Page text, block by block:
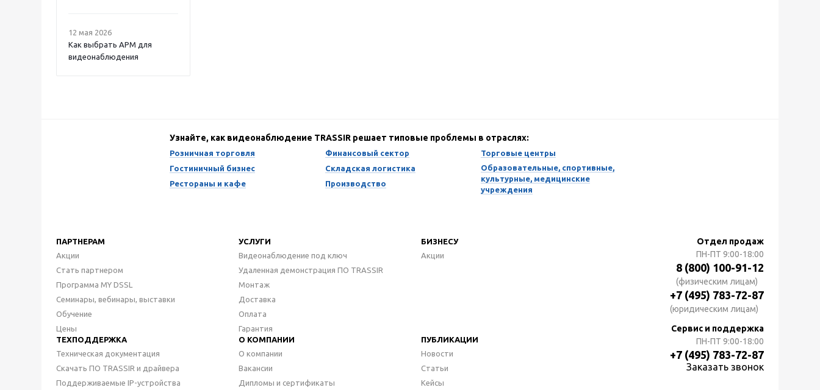
12 мая 2026
Как выбрать APM для
видеонаблюдения
Узнайте, как видеонаблюдение TRASSIR решает типовые проблемы в отраслях:
Розничная торговля
Гостиничный бизнес
Рестораны и кафе
Финансовый сектор
Складская логистика
Производство
Торговые центры
Образовательные, спортивные,
культурные, медицинские
учреждения
ПАРТНЕРАМ
Акции
Стать партнером
Программа MY DSSL
Семинары, вебинары, выставки
Обучение
Цены
УСЛУГИ
Видеонаблюдение под ключ
Удаленная демонстрация ПО TRASSIR
Монтаж
Доставка
Оплата
Гарантия
БИЗНЕСУ
Акции
ТЕХПОДДЕРЖКА
Техническая документация
Скачать ПО TRASSIR и драйвера
Поддерживаемые IP-устройства
О КОМПАНИИ
О компании
Вакансии
Дипломы и сертификаты
ПУБЛИКАЦИИ
Новости
Статьи
Кейсы
Отдел продаж
ПН-ПТ 9:00-18:00
8 (800) 100-91-12
(физическим лицам)
+7 (495) 783-72-87
(юридическим лицам)
Сервис и поддержка
ПН-ПТ 9:00-18:00
+7 (495) 783-72-87
Заказать звонок